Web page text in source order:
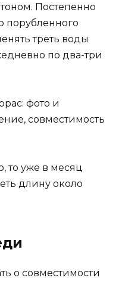
Постепенно
порубленного
треть воды
по два-три
то уже в месяц
длину около
о совместимости